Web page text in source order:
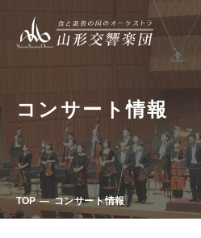
コンサート情報
TOP コンサート情報